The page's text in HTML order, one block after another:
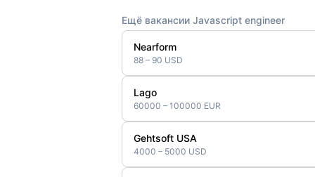
Ещё вакансии Javascript engineer
Nearform
88 – 90 USD
Lago
60000 – 100000 EUR
Gehtsoft USA
4000 – 5000 USD